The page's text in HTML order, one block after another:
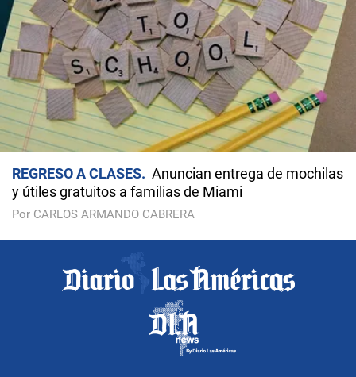
REGRESO A CLASES
Anuncian entrega de mochilas
y útiles gratuitos a familias de Miami
Por CARLOS ARMANDO CABRERA